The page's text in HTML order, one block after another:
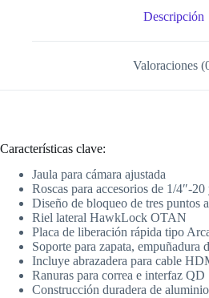
Descripción
Valoraciones
Características clave:
Jaula para cámara ajustada
Roscas para accesorios de 1/4″-
Diseño de bloqueo de tres puntos
Riel lateral HawkLock OTAN
Placa de liberación rápida tipo
Soporte para zapata, empuñadura
Incluye abrazadera para cable
Ranuras para correa e interfaz QD
Construcción duradera de